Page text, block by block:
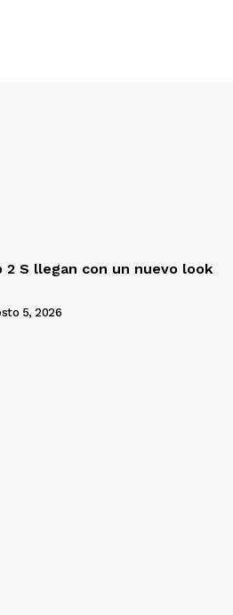
2 S llegan con un nuevo look
5, 2026